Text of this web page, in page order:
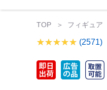
TOP フィギュア
(2571)